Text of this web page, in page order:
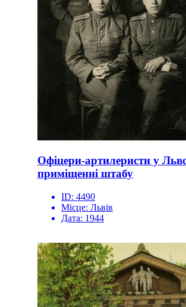
Офіцери-артилеристи у
приміщенні штабу
ID: 4490
Місце: Львів
Дата: 1944